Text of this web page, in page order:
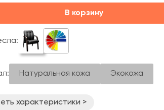
В корзину
Натуральная кожа Экокожа
характеристики >